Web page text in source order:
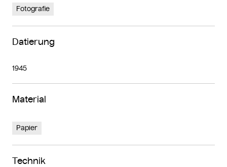
Fotografie
Datierung
1945
Material
Papier
Technik